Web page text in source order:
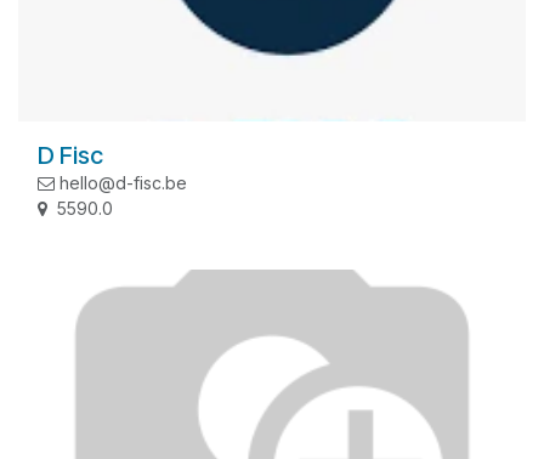
D Fisc
hello@d-fisc.be
5590.0